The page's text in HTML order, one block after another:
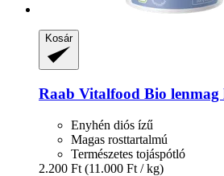
Kosár
Raab Vitalfood Bio lenmag
Enyhén diós ízű
Magas rosttartalmú
Természetes tojáspótló
2.200 Ft (11.000 Ft / kg)